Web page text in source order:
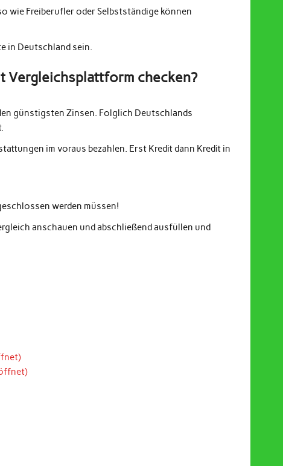
wie Freiberufler oder Selbstständige können
in Deutschland sein.
Vergleichsplattform checken?
günstigsten Zinsen. Folglich Deutschlands
im voraus bezahlen. Erst Kredit dann Kredit in
werden müssen!
anschauen und abschließend ausfüllen und